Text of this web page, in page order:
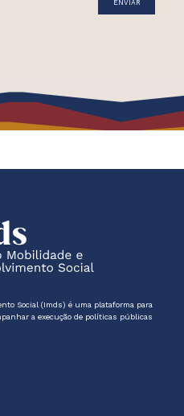
Social (Imds) é uma plataforma para
a execução de políticas públicas